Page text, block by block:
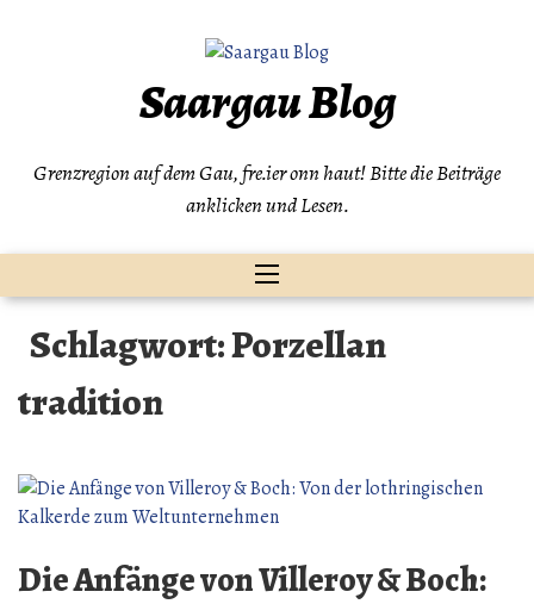
Saargau Blog
Grenzregion auf dem Gau, fre.ier onn haut! Bitte die Beiträge
anklicken und Lesen.
Schlagwort:Porzellan
tradition
Die Anfänge von Villeroy & Boch: